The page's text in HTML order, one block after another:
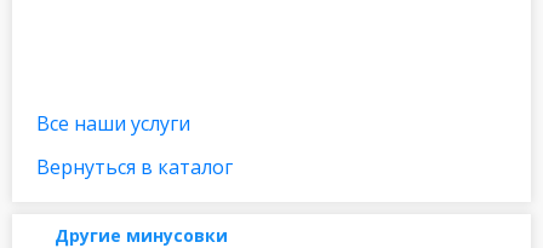
Все наши услуги
Вернуться в каталог
Другие минусовки